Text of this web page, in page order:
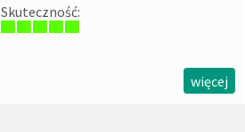
Skuteczność:
więcej